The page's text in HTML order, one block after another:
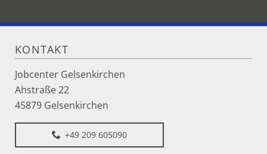
KONTAKT
Jobcenter Gelsenkirchen
Ahstraße 22
45879 Gelsenkirchen
+49 209 605090